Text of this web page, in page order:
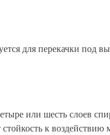
для перекачки под
или шесть слоев
к